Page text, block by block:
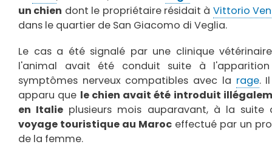
un chien dont le propriétaire résidait à Vittorio
dans le quartier de San Giacomo di Veglia.
Le cas a été signalé par une clinique
l'animal avait été conduit suite à
symptômes nerveux compatibles avec la rage.
apparu que le chien avait été introduit
en Italie plusieurs mois auparavant, à la suite
voyage touristique au Maroc effectué par un
de la femme.